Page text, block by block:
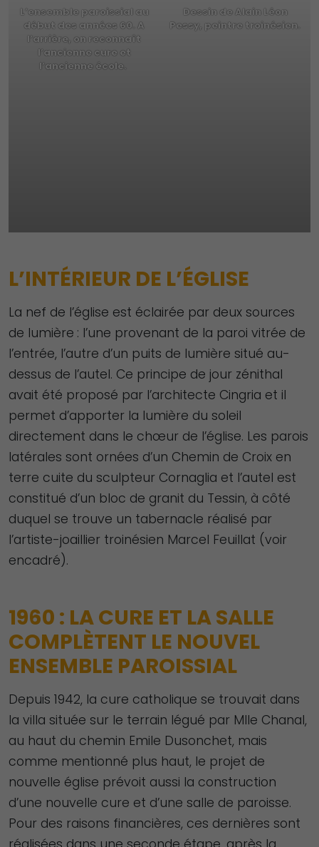
L’ensemble paroissial au
début des années 60. A
l’arrière, on reconnaît
l’ancienne cure et
l’ancienne école.
Dessin de Alain Léon
Pessy, peintre troinésien.
L’INTÉRIEUR DE L’ÉGLISE
La nef de l’église est éclairée par deux sources
de lumière : l’une provenant de la paroi vitrée de
l’entrée, l’autre d’un puits de lumière situé au-
dessus de l’autel. Ce principe de jour zénithal
avait été proposé par l’architecte Cingria et il
permet d’apporter la lumière du soleil
directement dans le chœur de l’église. Les parois
latérales sont ornées d’un Chemin de Croix en
terre cuite du sculpteur Cornaglia et l’autel est
constitué d’un bloc de granit du Tessin, à côté
duquel se trouve un tabernacle réalisé par
l’artiste-joaillier troinésien Marcel Feuillat (voir
encadré).
1960 : LA CURE ET LA SALLE
COMPLÈTENT LE NOUVEL
ENSEMBLE PAROISSIAL
Depuis 1942, la cure catholique se trouvait dans
la villa située sur le terrain légué par Mlle Chanal,
au haut du chemin Emile Dusonchet, mais
comme mentionné plus haut, le projet de
nouvelle église prévoit aussi la construction
d’une nouvelle cure et d’une salle de paroisse.
Pour des raisons financières, ces dernières sont